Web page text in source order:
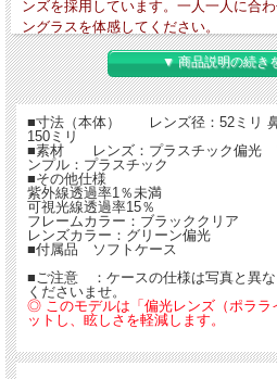
ンズを採用しています。一人一人に合
ングラスを体感してください。
【送料無料】 ▼ 商品説明の続き
■寸法（本体） レンズ径：52ミリ 鼻
150ミリ
■素材 レンズ：プラスチック偏光
ンプル：プラスチック
■その他仕様
紫外線透過率1％未満
可視光線透過率15％
フレームカラー：ブラッククリア
レンズカラー：グリーン偏光
■付属品 ソフトケース
■ご注意 ：ケースの仕様は写真と異
くださいませ。
◎ このモデルは「偏光レンズ（ポララ
ットし、眩しさを軽減します。